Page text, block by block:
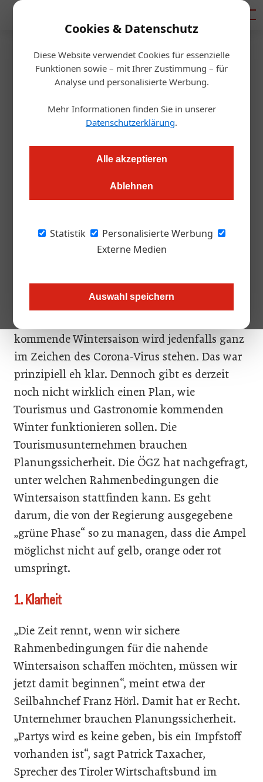
Cookies & Datenschutz
Diese Website verwendet Cookies für essenzielle
Funktionen sowie – mit Ihrer Zustimmung – für
Analyse und personalisierte Werbung.
Mehr Informationen finden Sie in unserer
Datenschutzerklärung.
Alle akzeptieren
Ablehnen
Statistik
Personalisierte Werbung
Externe Medien
Auswahl speichern
Startseite/Gastro & Hotel
Angst vor der 2. Welle? Wie die
Corona-Ampel auf „grün“
bleiben soll
Herausforderung steht mit einer Wintersaison unter Covid-
Sicherheitsbedingungen ins Haus. gast.at fasst die
Steigende Ansteckungszahlen, eine
Ausweitung der Reisewarnungen: Die
kommende Wintersaison wird jedenfalls ganz
im Zeichen des Corona-Virus stehen. Das war
prinzipiell eh klar. Dennoch gibt es derzeit
noch nicht wirklich einen Plan, wie
Tourismus und Gastronomie kommenden
Winter funktionieren sollen. Die
Tourismusunternehmen brauchen
Planungssicherheit. Die ÖGZ hat nachgefragt,
unter welchen Rahmenbedingungen die
Wintersaison stattfinden kann. Es geht
darum, die von der Regierung ausgegebene
„grüne Phase“ so zu managen, dass die Ampel
möglichst nicht auf gelb, orange oder rot
umspringt.
1. Klarheit
„Die Zeit rennt, wenn wir sichere
Rahmenbedingungen für die nahende
Wintersaison schaffen möchten, müssen wir
jetzt damit beginnen“, meint etwa der
Seilbahnchef Franz Hörl. Damit hat er Recht.
Unternehmer brauchen Planungssicherheit.
„Partys wird es keine geben, bis ein Impfstoff
vorhanden ist“, sagt Patrick Taxacher,
Sprecher des Tiroler Wirtschaftsbund im